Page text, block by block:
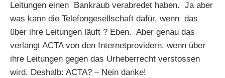
Leitungen einen Bankraub verabredet haben. Ja aber
was kann die Telefongesellschaft dafür, wenn das
über ihre Leitungen läuft ? Eben. Aber genau das
verlangt ACTA von den Internetprovidern, wenn über
ihre Leitungen gegen das Urheberrecht verstossen
wird. Deshalb: ACTA? – Nein danke!